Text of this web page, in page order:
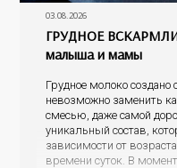
03.08.2026
ГРУДНОЕ
малыша и мамы
Грудное молоко создано
невозможно заменить
смесью, даже самой
уникальный состав,
зависимости от
времени суток. В